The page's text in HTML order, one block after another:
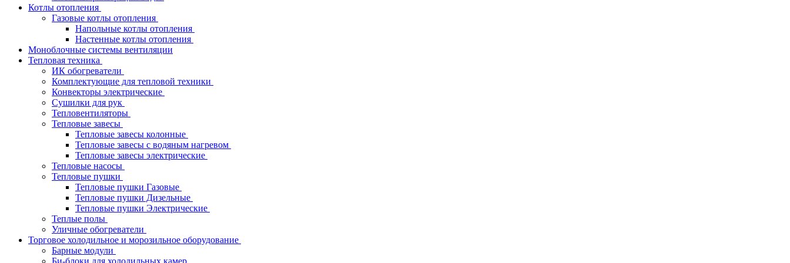
Котлы отопления
Газовые котлы отопления
Напольные котлы отопления
Настенные котлы отопления
Моноблочные системы вентиляции
Тепловая техника
ИК обогреватели
Комплектующие для тепловой техники
Конвекторы электрические
Сушилки для рук
Тепловентиляторы
Тепловые завесы
Тепловые завесы колонные
Тепловые завесы с водяным нагревом
Тепловые завесы электрические
Тепловые насосы
Тепловые пушки
Тепловые пушки Газовые
Тепловые пушки Дизельные
Тепловые пушки Электрические
Теплые полы
Уличные обогреватели
Торговое холодильное и морозильное оборудование
Барные модули
Би-блоки для холодильных камер